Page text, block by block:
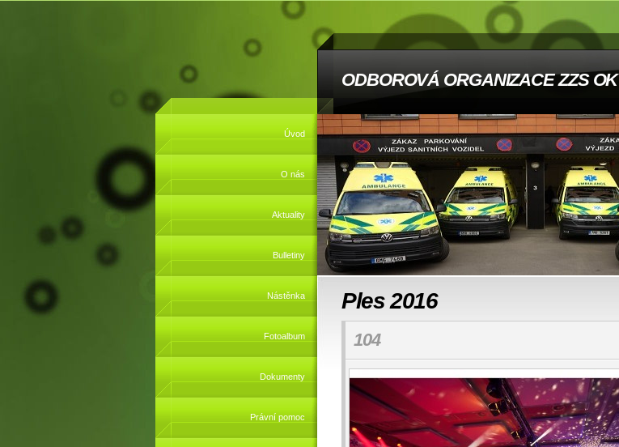
ODBOROVÁ ORGANIZACE ZZS OK
Úvod
O nás
Aktuality
Bulletiny
Nástěnka
Fotoalbum
Dokumenty
Právní pomoc
Ples 2016
104